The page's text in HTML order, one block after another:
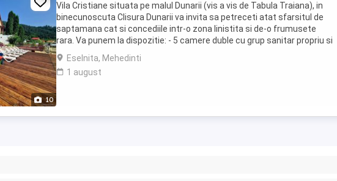
10
Vila Cristiane situata pe malul Dunarii (vis a vis de Tabula Traiana), in
binecunoscuta Clisura Dunarii va invita sa petreceti atat sfarsitul de
saptamana cat si concediile intr-o zona linistita si de-o frumusete
rara. Va punem la dispozitie: - 5 camere duble cu grup sanitar propriu si
vedere la Dunare - ...
Eselnita, Mehedinti
1 august